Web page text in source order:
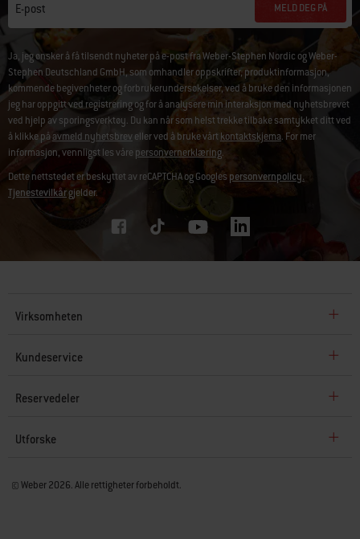
E-post MELD DEG PÅ
Ja, jeg ønsker å få tilsendt nyheter på e-post fra Weber-Stephen Nordic og Weber-
Stephen Deutschland GmbH, som omhandler oppskrifter, produktinformasjon,
kommende begivenheter og forbrukerundersøkelser, ved å bruke den informasjonen
jeg har oppgitt ved registrering og for å analysere min interaksjon med nyhetsbrevet
ved hjelp av sporingsverktøy. Du kan når som helst trekke tilbake samtykket ditt ved
å klikke påavmeld nyhetsbreveller ved å bruke vårtkontaktskjema. For mer
informasjon, vennligst les vårepersonvernerklæring.
Dette nettstedet er beskyttet av reCAPTCHA og Googlespersonvernpolicy.
Tjenestevilkårgjelder.
Virksomheten
Kundeservice
Reservedeler
Utforske
© Weber 2026. Alle rettigheter forbeholdt.